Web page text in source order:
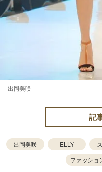
出岡美咲
記
出岡美咲 ELLY
ファッショ